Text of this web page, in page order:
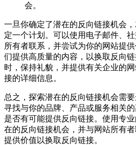
会。
一旦你确定了潜在的反向链接机会
定一个计划。可以使用电子邮件、
所有者联系，并尝试为你的网站提
们提供高质量的内容，以换取反向
时，保持礼貌，并提供有关企业的
接的详细信息。
总之，探索潜在的反向链接机会需
寻找与你的品牌、产品或服务相关
是否有可能提供反向链接。使用专
在的反向链接机会，并与网站所有
提供价值以换取反向链接。